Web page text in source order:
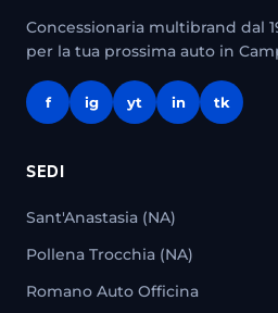
Concessionaria multibrand dal
per la tua prossima auto in
f ig yt in tk
SEDI
Sant'Anastasia (NA)
Pollena Trocchia (NA)
Romano Auto Officina